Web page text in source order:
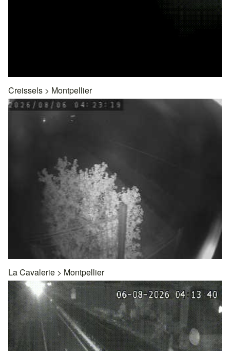
Creissels > Montpellier
La Cavalerie > Montpellier